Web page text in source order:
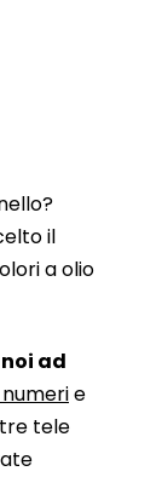
il
a olio
ad
e
tele